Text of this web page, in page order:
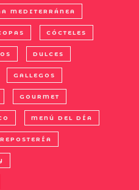
MEDITERRÁNEA
CÓCTELES
DULCES
GALLEGOS
GOURMET
MENÚ DEL DÍA
REPOSTERÍA